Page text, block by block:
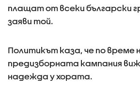
плащат от всеки български
заяви той.
Политикът каза, че по време
предизборната кампания
надежда у хората.